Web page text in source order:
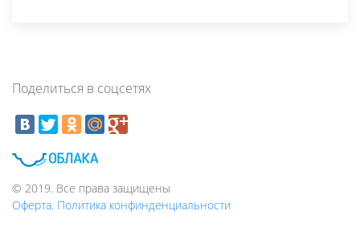
Поделиться в соцсетях
© 2019. Все права защищены
Оферта. Политика конфинденциальности